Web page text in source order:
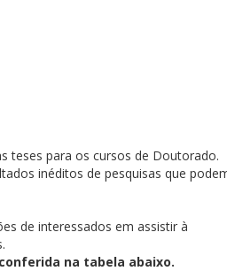
teses para os cursos de Doutorado.
inéditos de pesquisas que
de interessados em assistir à
na tabela abaixo.